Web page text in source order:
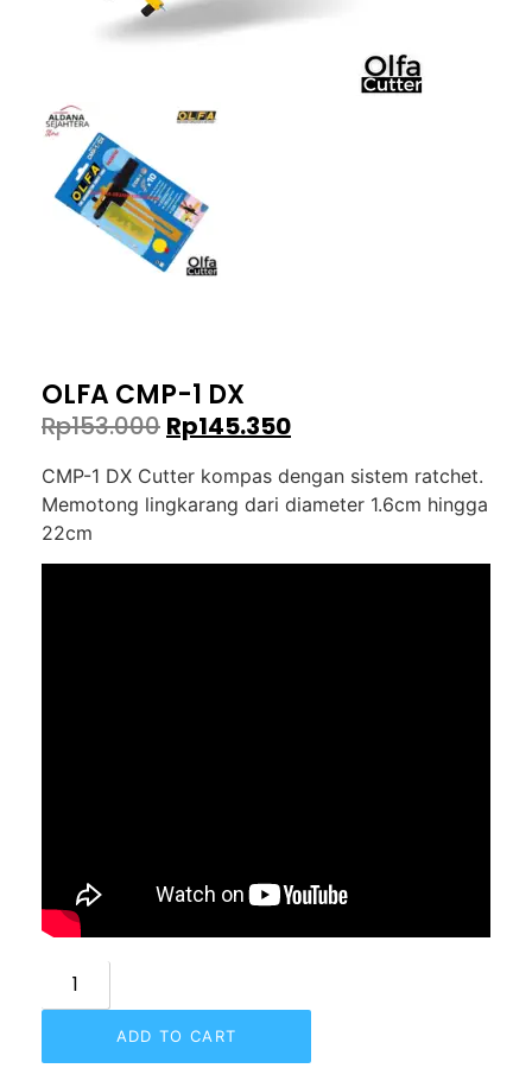
OLFA CMP-1 DX
Rp153.000 Rp145.350
CMP-1 DX Cutter kompas dengan sistem ratchet.
Memotong lingkarang dari diameter 1.6cm hingga
22cm
ADD TO CART